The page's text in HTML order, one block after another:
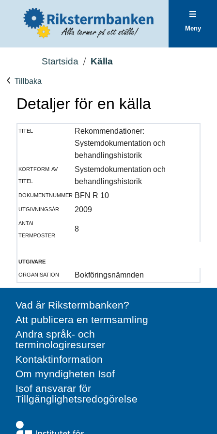
Meny
Startsida Källa
Tillbaka
Detaljer för en källa
titel
Rekommendationer:
Systemdokumentation och
behandlingshistorik
kortform av
titel
Systemdokumentation och
behandlingshistorik
dokumentnummer BFN R 10
utgivningsår
2009
antal
termposter
8
utgivare
organisation
Bokföringsnämnden
Vad är Rikstermbanken?
Att publicera en termsamling
Andra språk- och
terminologiresurser
Kontaktinformation
Om myndigheten Isof
Isof ansvarar för
Tillgänglighetsredogörelse